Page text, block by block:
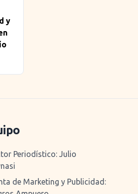
y
Periodístico: Julio
de Marketing y Publicidad: